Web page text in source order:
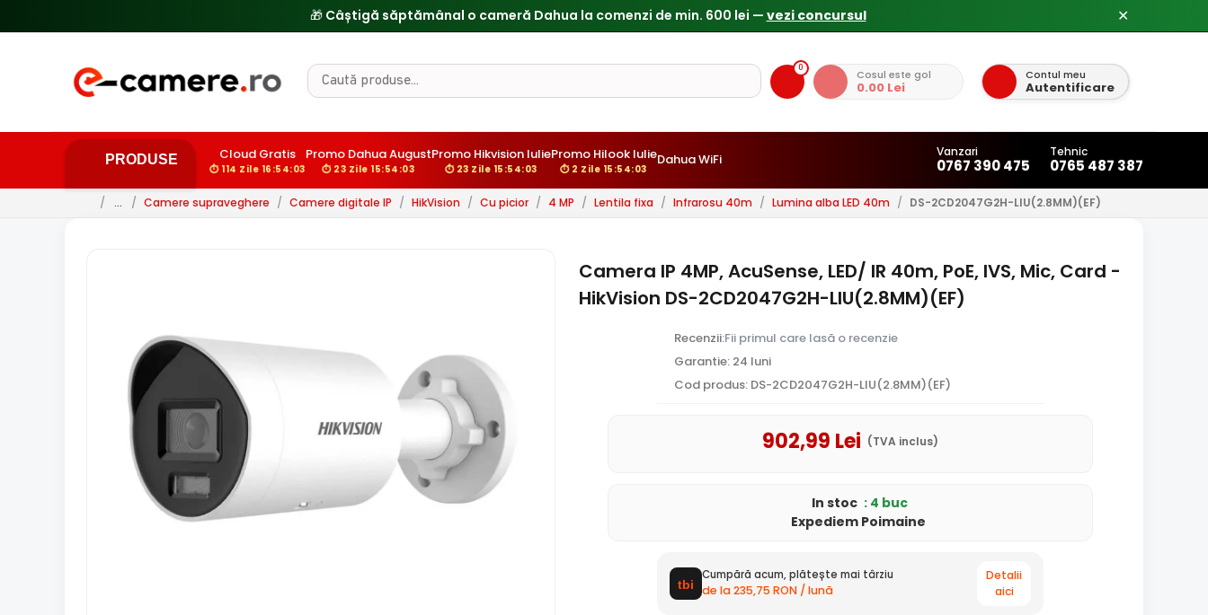
✕
0 Cosul este gol
0.00 Lei
Contul meu
Autentificare
PRODUSE Cloud Gratis
⏱ 114 Zile 16:54:01
Promo Dahua August
⏱ 23 Zile 15:54:01
Promo Hikvision Iulie
⏱ 23 Zile 15:54:01
Promo Hilook Iulie
⏱ 2 Zile 15:54:01
Dahua WiFi Vanzari
0767 390 475
Tehnic
0765 487 387
/ … / Camere supraveghere / Camere digitale IP / HikVision / Cu picior / 4 MP / Lentila fixa / Infrarosu 40m / Lumina alba LED 40m / DS-2CD2047G2H-LIU(2.8MM)(EF)
Camera IP 4MP, AcuSense, LED/ IR 40m, PoE, IVS, Mic, Card -
HikVision DS-2CD2047G2H-LIU(2.8MM)(EF)
Recenzii:Fii primul care lasă o recenzie
Garantie: 24 luni
Cod produs: DS-2CD2047G2H-LIU(2.8MM)(EF)
902,99 Lei (TVA inclus)
In stoc : 4 buc
Expediem Poimaine
Cumpără acum, plătește mai târziu
de la 235,75 RON / lună
Detalii
aici